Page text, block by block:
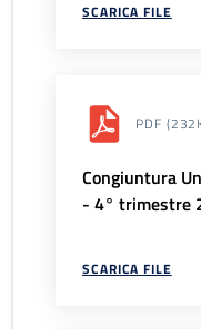
SCARICA FILE
PDF
Congiuntura
- 4° trimestre
SCARICA FILE